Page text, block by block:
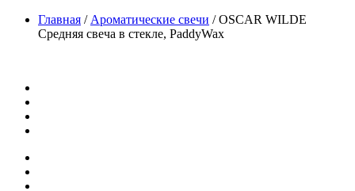
Главная / Ароматические свечи /OSCAR WILDE
Средняя свеча в стекле, PaddyWax